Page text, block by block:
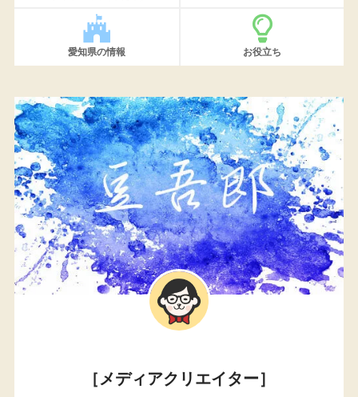
愛知県の情報 お役立ち
［メディアクリエイター］